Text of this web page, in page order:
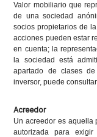
Valor mobiliario que
de una sociedad
socios propietarios de
acciones pueden estar
en cuenta; la
la sociedad está
apartado de clases
inversor, puede
Acreedor
Un acreedor es aquella
autorizada para